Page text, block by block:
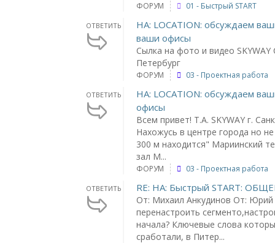
ФОРУМ 01 - Быстрый START
ОТВЕТИТЬ
НА: LOCATION: обсуждаем
ваши офисы
Сылка на фото и видео SKYWAY
Петербург
ФОРУМ 03 - Проектная работа
ОТВЕТИТЬ
НА: LOCATION: обсуждаем
офисы
Всем привет! Т.А. SKYWAY г.
Нахожусь в центре города но
300 м находится" Мариинский
зал М...
ФОРУМ 03 - Проектная работа
ОТВЕТИТЬ RE: НА: Быстрый START:
От: Михаил Анкудинов От:
перенастроить
начала? Ключевые слова
сработали, в Питер...